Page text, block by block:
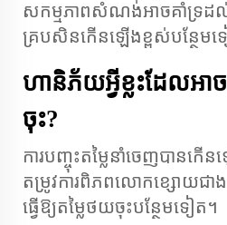
សកម្មភាពសំណង់អាចគាំទ្រដល់
គ្របសិនកើនឡើងខ្ពស់បន្ថែមទ
ហានិភ័យអ្វីខ្លះដែលអាច
ចុះ?
ការបញ្ចុះតម្លៃនាំចេញបានក
តម្រូវការពិភពលោកខ្សោយជា
ធ្វើឱ្យតម្លៃថយចុះបន្ថែមទៀត។